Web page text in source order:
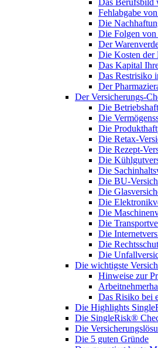
Das Berufsbild
Fehlabgabe
Die
Die Folgen
Der
Die Kosten der
Das Kapital
Das Restrisiko
Der
Der Versicherungs-
Die
Die
Die
Die Retax-
Die Rezept-
Die
Die
Die BU-
Die
Die
Die
Die
Die
Die
Die
Die wichtigste
Hinweise zur
Das Risiko bei
Die Highlights
Die SingleRisk®
Die
Die 5 guten Gründe